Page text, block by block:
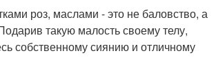
роз, маслами - это не баловство, а
такую малость своему телу,
собственному сиянию и отличному